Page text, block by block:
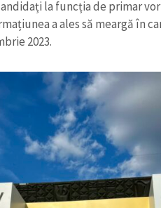
la funcția de primar
a ales să meargă în
2023.
știre + Adaugă titlu